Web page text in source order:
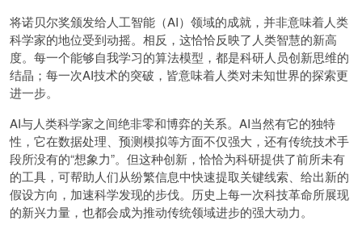
将诺贝尔奖颁发给人工智能（AI）领域的成就，并非意味着人类
科学家的地位受到动摇。相反，这恰恰反映了人类智慧的新高
度。每一个能够自我学习的算法模型，都是科研人员创新思维的
结晶；每一次AI技术的突破，皆意味着人类对未知世界的探索更
进一步。
AI与人类科学家之间绝非零和博弈的关系。AI当然有它的独特
性，它在数据处理、预测模拟等方面不仅强大，还有传统技术手
段所没有的“想象力”。但这种创新，恰恰为科研提供了前所未有
的工具，可帮助人们从纷繁信息中快速提取关键线索、给出新的
假设方向，加速科学发现的步伐。历史上每一次科技革命所展现
的新兴力量，也都会成为推动传统领域进步的强大动力。